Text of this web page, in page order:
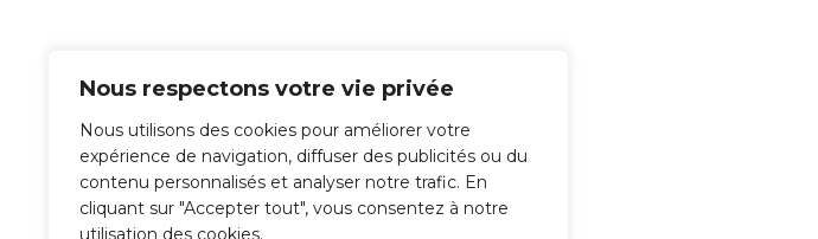
Nous respectons votre vie privée
Nous utilisons des cookies pour améliorer votre
expérience de navigation, diffuser des publicités ou du
contenu personnalisés et analyser notre trafic. En
cliquant sur "Accepter tout", vous consentez à notre
utilisation des cookies.